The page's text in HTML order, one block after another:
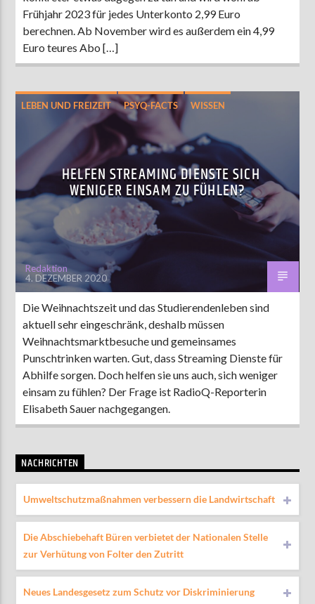
Frühjahr 2023 für jedes Unterkonto 2,99 Euro
berechnen. Ab November wird es außerdem ein 4,99
Euro teures Abo […]
LEBEN UND FREIZEIT PSYQ-FACTS WISSEN
HELFEN STREAMING DIENSTE SICH
WENIGER EINSAM ZU FÜHLEN?
Redaktion
4. DEZEMBER 2020
Die Weihnachtszeit und das Studierendenleben sind
aktuell sehr eingeschränk, deshalb müssen
Weihnachtsmarktbesuche und gemeinsames
Punschtrinken warten. Gut, dass Streaming Dienste für
Abhilfe sorgen. Doch helfen sie uns auch, sich weniger
einsam zu fühlen? Der Frage ist RadioQ-Reporterin
Elisabeth Sauer nachgegangen.
NACHRICHTEN
Umweltschutzmaßnahmen verbessern die Landwirtschaft
Die Abschiebehaft Büren verbietet der Nationalen Stelle
zur Verhütung von Folter den Zutritt
Neues Landesgesetz zum Schutz vor Diskriminierung